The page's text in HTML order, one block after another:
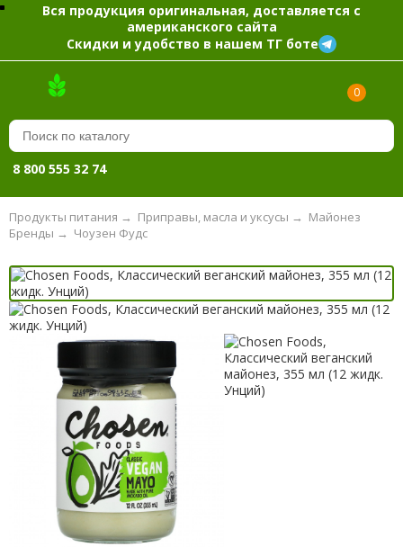
Вся продукция оригинальная, доставляется с
американского сайта
Скидки и удобство в нашем ТГ боте
0
8 800 555 32 74
Продукты питания → Приправы, масла и уксусы → Майонез
Чоузен Фудс
Бренды →